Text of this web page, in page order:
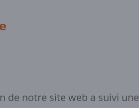
de notre site web a suivi une